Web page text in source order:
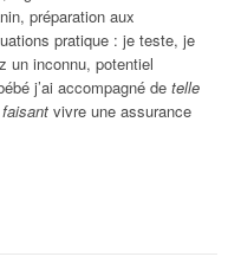
préparation aux
pratique : je teste, je
un inconnu, potentiel
j’ai accompagné de telle
vivre une assurance